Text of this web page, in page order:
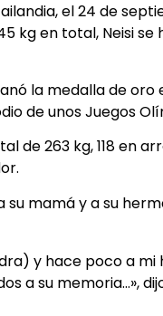
el 24 de
kg en total, Neisi
la medalla de
de unos Juegos
de 263 kg, 118 en
mamá y a su
y hace poco a
a su memoria…»,